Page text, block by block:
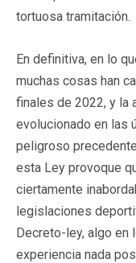
tortuosa tramitación.
En definitiva, en lo
muchas cosas han
finales de 2022, y la
evolucionado en las
peligroso
esta Ley provoque
ciertamente
legislaciones
Decreto-ley, algo en
experiencia nada